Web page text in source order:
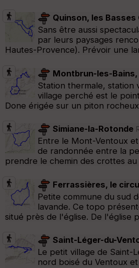
Quinson, les
Sans être aussi
par leurs paysages
Hautes-Provence). Prévoir une
Montbrun-les-Bains,
Station thermale, station
village perché est le
Done érigée sur un piton
Simiane-la-Rotonde
Entre le Mont-Ventoux
de randonnée entre la
prendre le chemin des crottes au
Ferrassières, le
Petite commune du sud
lavande. Ce topo
situé près de l'église. De l'église
Saint-Léger-du-
Le petit village de Saint-
nord boisé du Ventoux